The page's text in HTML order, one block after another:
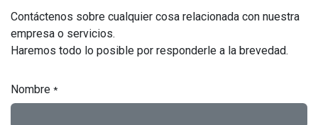
Contáctenos sobre cualquier cosa relacionada con nuestra
empresa o servicios.
Haremos todo lo posible por responderle a la brevedad.
Nombre *